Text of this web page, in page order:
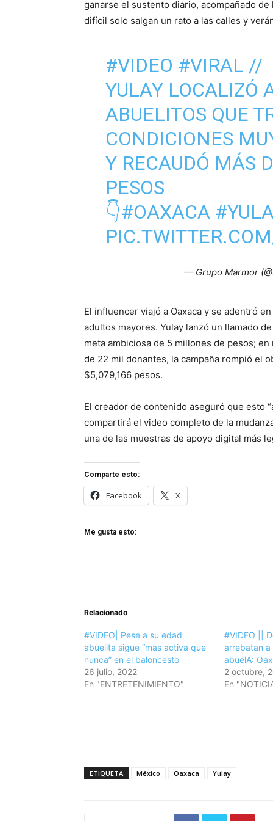
ganarse el sustento diario, acompañado
difícil solo salgan un rato a las calles y
#VIDEO #VIRAL //
YULAY LOCALIZÓ
ABUELITOS QUE
CONDICIONES
Y RECAUDÓ MÁS
PESOS
👇#OAXACA
— Grupo Marmor
El influencer viajó a Oaxaca y se adentró
adultos mayores. Yulay lanzó un llamado
meta ambiciosa de 5 millones de pesos;
de 22 mil donantes, la campaña rompió el
$5,079,166 pesos.
El creador de contenido aseguró que esto
compartirá el video completo de la
una de las muestras de apoyo digital más
Comparte esto:
Facebook X
Me gusta esto:
Relacionado
#VIDEO| Pese a su edad
abuelita sigue “más activa que
nunca” en el baloncesto
26 julio, 2022
En "ENTRETENIMIENTO"
#VIDEO ||
arrebatan a
abuelA:
2 octubre,
En
ETIQUETA México Oaxaca Yulay